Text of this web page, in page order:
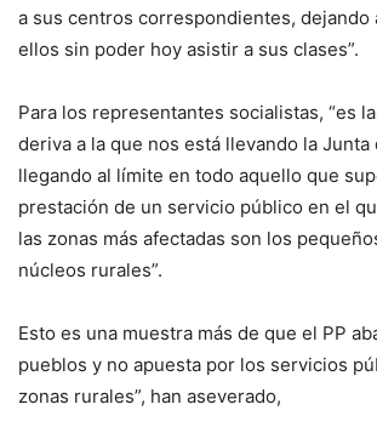
a sus centros correspondientes, dejando
ellos sin poder hoy asistir a sus clases”.
Para los representantes socialistas, “es
deriva a la que nos está llevando la Junta
llegando al límite en todo aquello que
prestación de un servicio público en el
las zonas más afectadas son los
núcleos rurales”.
Esto es una muestra más de que el PP
pueblos y no apuesta por los servicios
zonas rurales”, han aseverado,